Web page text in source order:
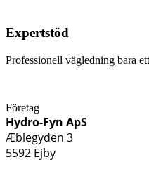
Expertstöd
Professionell vägledning bara
Företag
Hydro-Fyn ApS
Æblegyden 3
5592 Ejby